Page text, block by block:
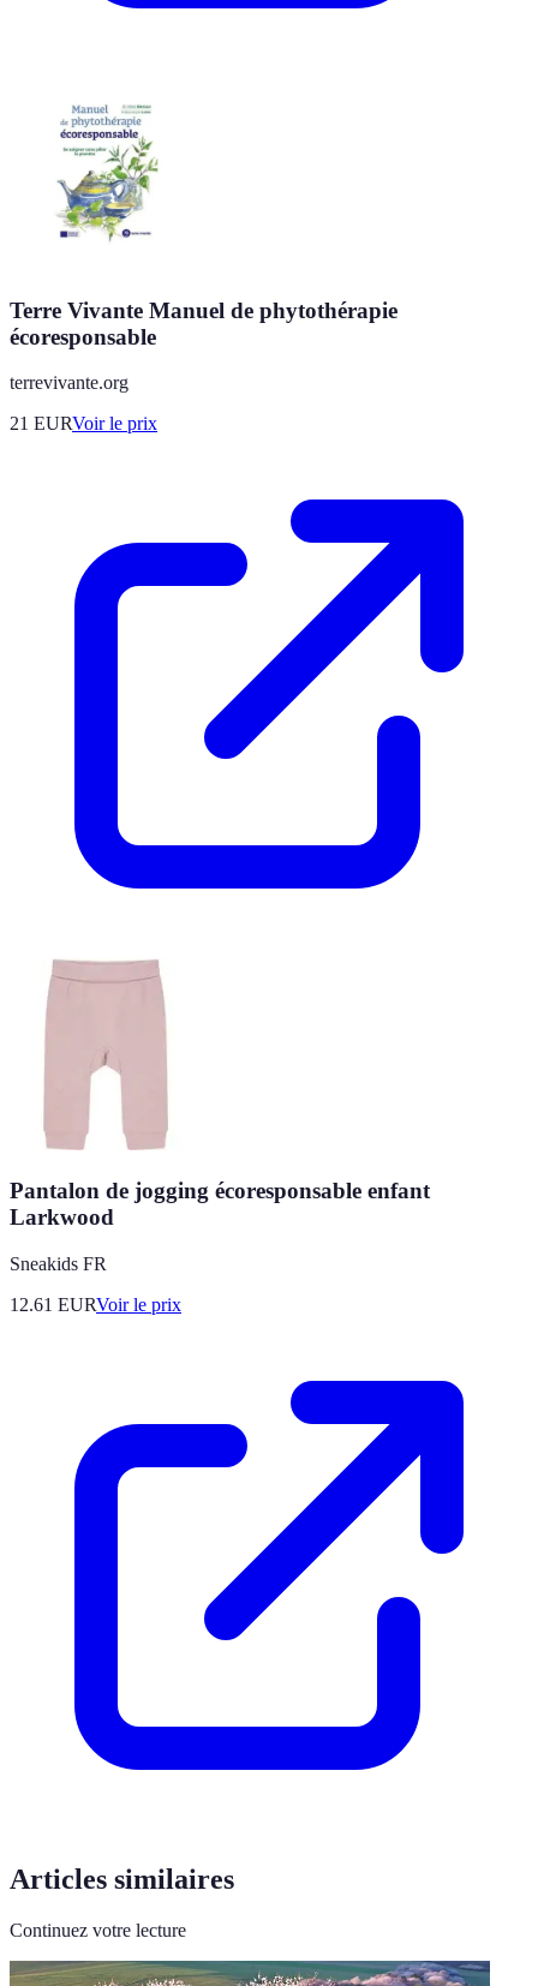
Terre Vivante Manuel de phytothérapie
écoresponsable
terrevivante.org
21 EURVoir le prix
Pantalon de jogging écoresponsable enfant
Larkwood
Sneakids FR
12.61 EURVoir le prix
Articles similaires
Continuez votre lecture